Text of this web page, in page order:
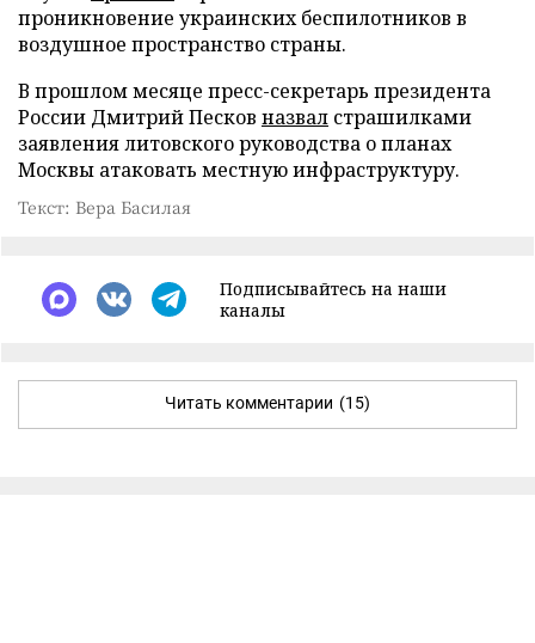
проникновение украинских беспилотников в
воздушное пространство страны.
В прошлом месяце пресс-секретарь президента
России Дмитрий Песков назвал страшилками
заявления литовского руководства о планах
Москвы атаковать местную инфраструктуру.
Текст: Вера Басилая
Подписывайтесь на наши
каналы
Читать комментарии (15)